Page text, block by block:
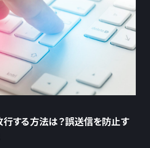
する方法は？誤送信を防止す